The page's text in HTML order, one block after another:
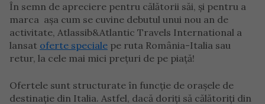
În semn de apreciere pentru călătorii săi, și pentru a
marca așa cum se cuvine debutul unui nou an de
activitate, Atlassib&Atlantic Travels International a
lansat oferte speciale pe ruta România-Italia sau
retur, la cele mai mici prețuri de pe piață!
Ofertele sunt structurate în funcție de orașele de
destinație din Italia. Astfel, dacă doriți să călătoriți din